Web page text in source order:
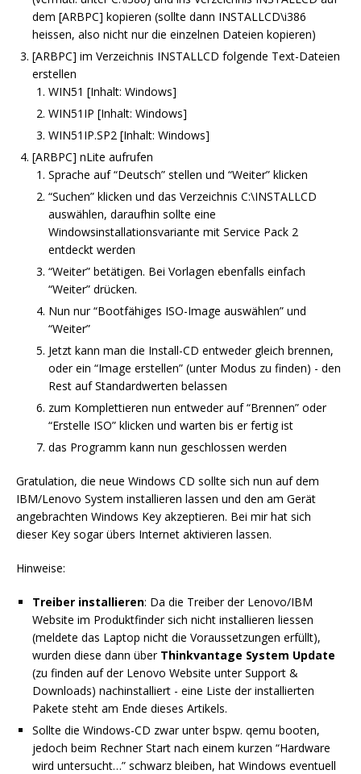
dem [ARBPC] kopieren (sollte dann INSTALLCD\i386
heissen, also nicht nur die einzelnen Dateien kopieren)
[ARBPC] im Verzeichnis INSTALLCD folgende Text-Dateien
erstellen
WIN51 [Inhalt: Windows]
WIN51IP [Inhalt: Windows]
WIN51IP.SP2 [Inhalt: Windows]
[ARBPC] nLite aufrufen
Sprache auf “Deutsch” stellen und “Weiter” klicken
“Suchen” klicken und das Verzeichnis C:\INSTALLCD
auswählen, daraufhin sollte eine
Windowsinstallationsvariante mit Service Pack 2
entdeckt werden
“Weiter” betätigen. Bei Vorlagen ebenfalls einfach
“Weiter” drücken.
Nun nur “Bootfähiges ISO-Image auswählen” und
“Weiter”
Jetzt kann man die Install-CD entweder gleich brennen,
oder ein “Image erstellen” (unter Modus zu finden) - den
Rest auf Standardwerten belassen
zum Komplettieren nun entweder auf “Brennen” oder
“Erstelle ISO” klicken und warten bis er fertig ist
das Programm kann nun geschlossen werden
Gratulation, die neue Windows CD sollte sich nun auf dem
IBM/Lenovo System installieren lassen und den am Gerät
angebrachten Windows Key akzeptieren. Bei mir hat sich
dieser Key sogar übers Internet aktivieren lassen.
Hinweise:
Treiber installieren: Da die Treiber der Lenovo/IBM
Website im Produktfinder sich nicht installieren liessen
(meldete das Laptop nicht die Voraussetzungen erfüllt),
wurden diese dann über Thinkvantage System Update
(zu finden auf der Lenovo Website unter Support &
Downloads) nachinstalliert - eine Liste der installierten
Pakete steht am Ende dieses Artikels.
Sollte die Windows-CD zwar unter bspw. qemu booten,
jedoch beim Rechner Start nach einem kurzen “Hardware
wird untersucht…” schwarz bleiben, hat Windows eventuell